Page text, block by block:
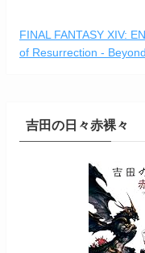
FINAL FANTASY XIV:
of Resurrection -
吉田の日々赤裸々